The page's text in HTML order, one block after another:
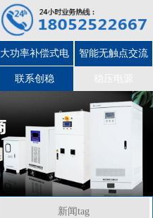
大功率补偿式电
力稳压器
智能无触点交流
联系创稳
新闻tag